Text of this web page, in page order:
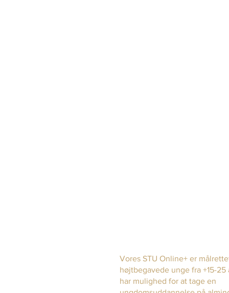
Vores STU Online+ er
højtbegavede unge fra +15-25
har mulighed for at tage en